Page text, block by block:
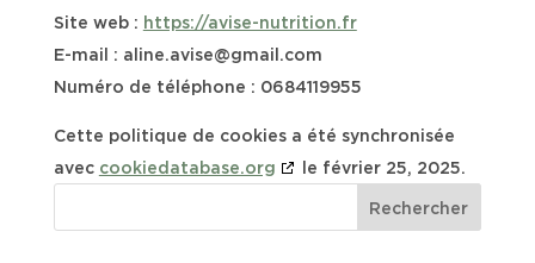
Site web : https://avise-nutrition.fr
E-mail : aline.avise@gmail.com
Numéro de téléphone : 0684119955
Cette politique de cookies a été synchronisée
avec cookiedatabase.org le février 25, 2025.
Rechercher